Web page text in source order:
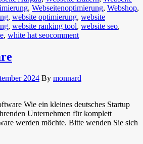
, Webseitenoptimierung, Webshop,
, website optimierung, website
, website ranking tool, website seo,
, white hat seocomment
2024 By monnard
Wie ein kleines deutsches Startup
Unternehmen für komplett
werden möchte. Bitte wenden Sie sich